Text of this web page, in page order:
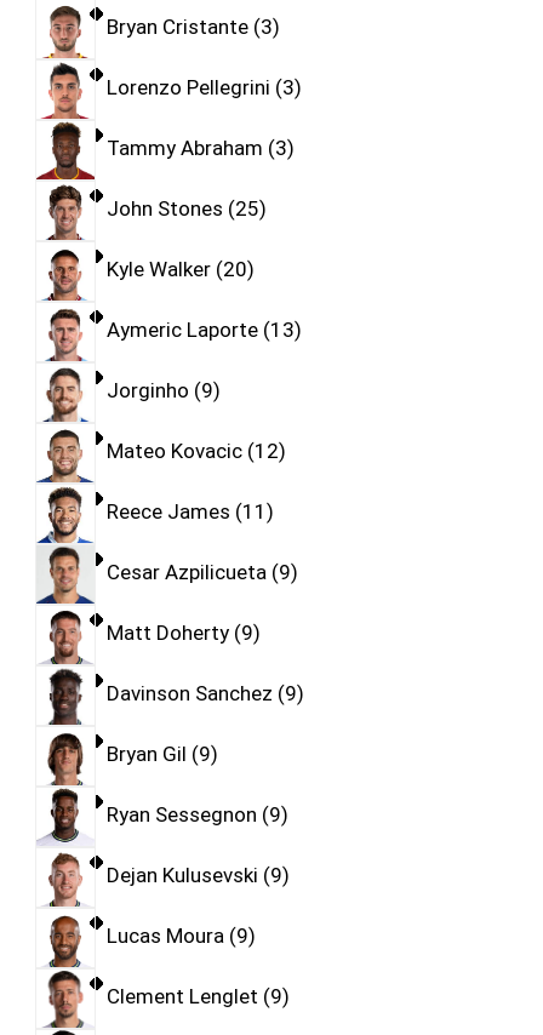
Bryan Cristante 3
Lorenzo Pellegrini 3
Tammy Abraham 3
John Stones 25
Kyle Walker 20
Aymeric Laporte 13
Jorginho 9
Mateo Kovacic 12
Reece James 11
Cesar Azpilicueta 9
Matt Doherty 9
Davinson Sanchez 9
Bryan Gil 9
Ryan Sessegnon 9
Dejan Kulusevski 9
Lucas Moura 9
Clement Lenglet 9